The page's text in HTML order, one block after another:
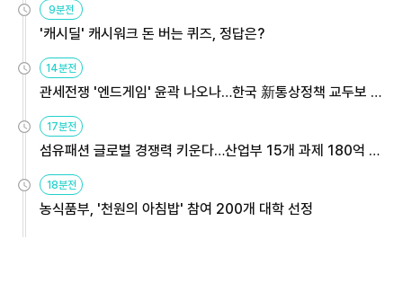
9분전
'캐시딜' 캐시워크 돈 버는 퀴즈, 정답은?
14분전
관세전쟁 '엔드게임' 윤곽 나오나…한국 新통상정책 교두보 활
용해야
17분전
섬유패션 글로벌 경쟁력 키운다…산업부 15개 과제 180억 지
원
18분전
농식품부, '천원의 아침밥' 참여 200개 대학 선정